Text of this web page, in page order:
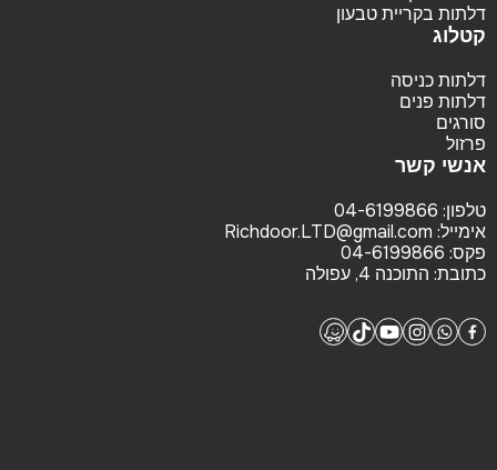
דלתות בקריית טבעון
קטלוג
דלתות כניסה
דלתות פנים
סורגים
פרזול
אנשי קשר
טלפון: 04-6199866
אימייל: Richdoor.LTD@gmail.com
פקס: 04-6199866
כתובת: התוכנה 4, עפולה